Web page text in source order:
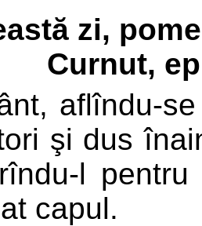
zi,
Curnut,
aflîndu-
şi dus
l
capul.